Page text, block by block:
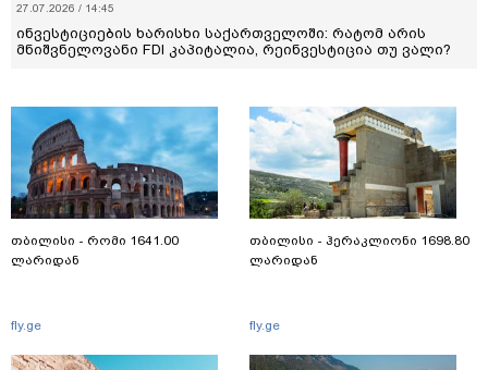
27.07.2026 / 14:45
ინვესტიციების ხარისხი საქართველოში: რატომ არის
მნიშვნელოვანი FDI კაპიტალია, რეინვესტიცია თუ ვალი?
თბილისი - რომი 1641.00
ლარიდან
fly.ge
თბილისი - ჰერაკლიონი 1698.80
ლარიდან
fly.ge